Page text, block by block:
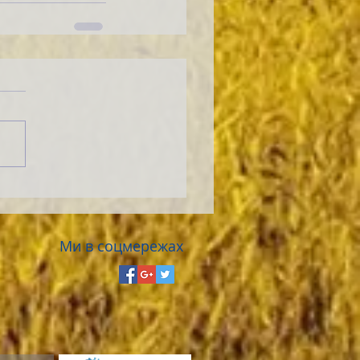
Ми в соцмережах